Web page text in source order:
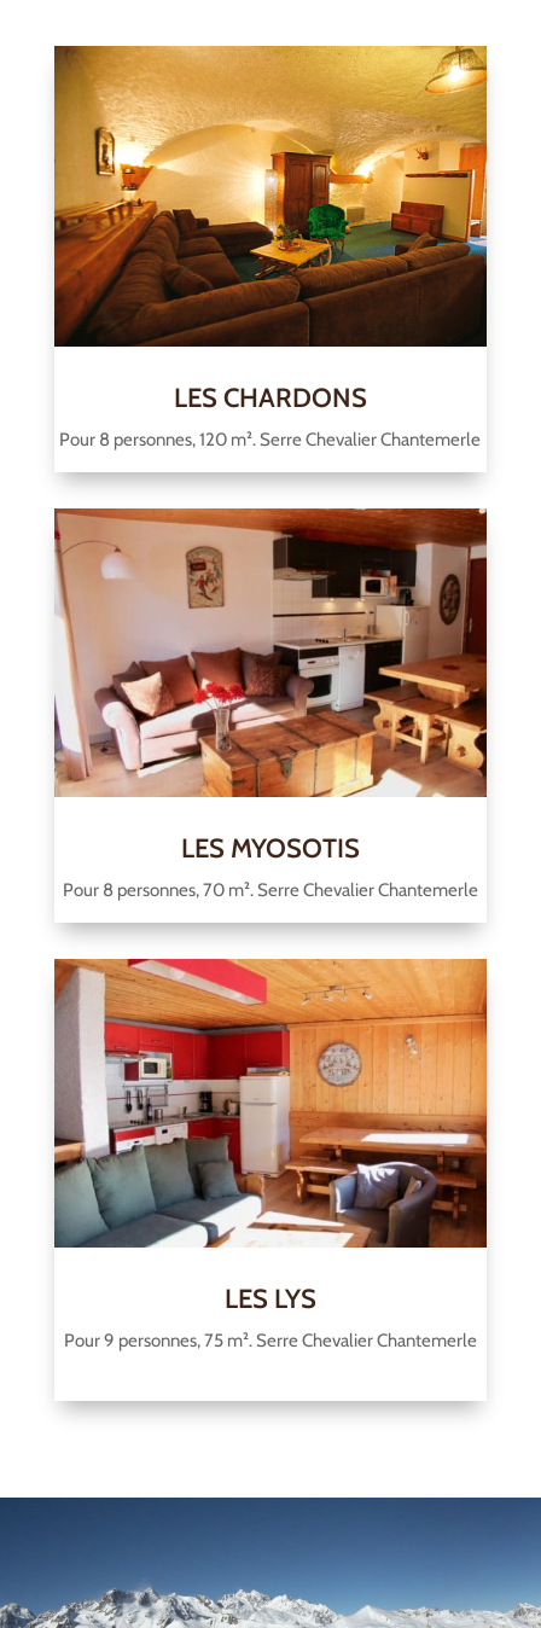
LES CHARDONS
Pour 8 personnes, 120 m². Serre Chevalier Chantemerle
LES MYOSOTIS
Pour 8 personnes, 70 m². Serre Chevalier Chantemerle
LES LYS
Pour 9 personnes, 75 m². Serre Chevalier Chantemerle